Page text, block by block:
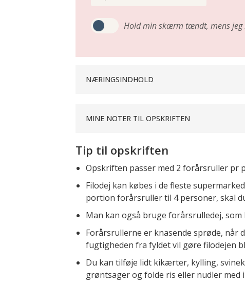
Hold min skærm tændt, mens
NÆRINGSINDHOLD
MINE NOTER TIL OPSKRIFTEN
Tip til opskriften
Opskriften passer med 2 forårsruller pr
Filodej kan købes i de fleste
portion forårsruller til 4 personer, skal
Man kan også bruge forårsrulledej,
Forårsrullerne er knasende sprøde, når
fugtigheden fra fyldet vil gøre filodejen
Du kan tilføje lidt kikærter, kylling,
grøntsager og folde ris eller nudler med